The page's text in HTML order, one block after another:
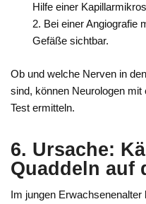
Hilfe einer
Bei einer Angiografie
Gefäße sichtbar.
Ob und welche Nerven in
sind, können Neurologen
Test ermitteln.
6. Ursache:
Quaddeln auf
Im jungen